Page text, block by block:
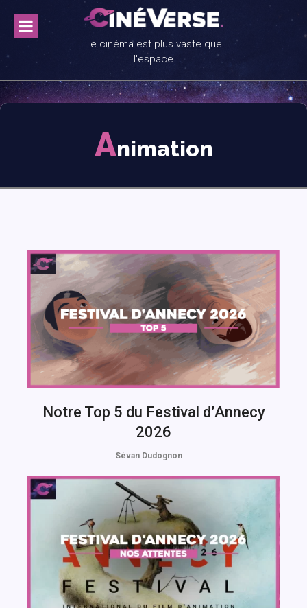
content
Le cinéma est plus vaste que
l'espace
Animation
Notre Top 5 du Festival d’Annecy
2026
Sévan Dudognon